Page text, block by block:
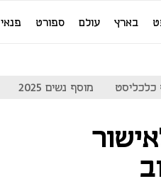
בארץ עולם ספורט פנאי
כלכליסט מוסף נשים 2025